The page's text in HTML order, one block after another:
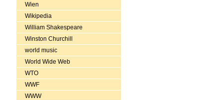
Wien
Wikipedia
William Shakespeare
Winston Churchill
world music
World Wide Web
WTO
WWF
WWW